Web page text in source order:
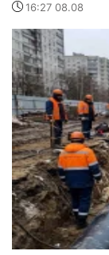
16:27 08.08